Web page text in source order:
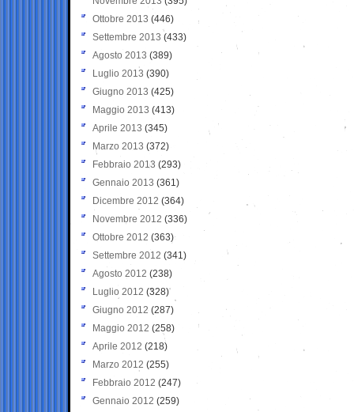
Ottobre 2013 (446)
Settembre 2013 (433)
Agosto 2013 (389)
Luglio 2013 (390)
Giugno 2013 (425)
Maggio 2013 (413)
Aprile 2013 (345)
Marzo 2013 (372)
Febbraio 2013 (293)
Gennaio 2013 (361)
Dicembre 2012 (364)
Novembre 2012 (336)
Ottobre 2012 (363)
Settembre 2012 (341)
Agosto 2012 (238)
Luglio 2012 (328)
Giugno 2012 (287)
Maggio 2012 (258)
Aprile 2012 (218)
Marzo 2012 (255)
Febbraio 2012 (247)
Gennaio 2012 (259)